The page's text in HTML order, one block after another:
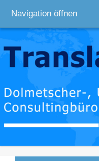
Navigation öffnen